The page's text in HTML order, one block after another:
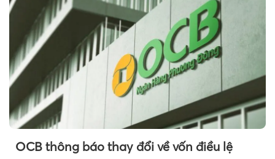
OCB thông báo thay đổi về vốn điều lệ